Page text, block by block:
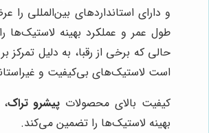
و دارای استانداردهای بین‌المللی را
طول عمر و عملکرد بهینه لاستیک‌ها
حالی که برخی از رقبا، به دلیل تمرکز
است لاستیک‌های بی‌کیفیت و
کیفیت بالای محصولات پیشرو تراک
بهینه لاستیک‌ها را تضمین می‌کند.